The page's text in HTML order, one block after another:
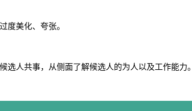
度美化、夸张。
人共事，从侧面了解候选人的为人以及工作能力。